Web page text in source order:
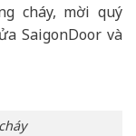
cháy, mời quý
SaigonDoor và